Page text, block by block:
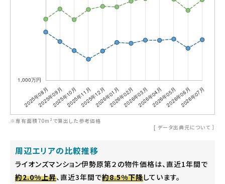
※専有面積70m²で算出した参考価格
[ データ出典元について ］
周辺エリアの比較推移
ライオンズマンション伊勢原第２の物件価格は、直近1年間で
約2.0%上昇、直近3年間で約8.5%下降しています。